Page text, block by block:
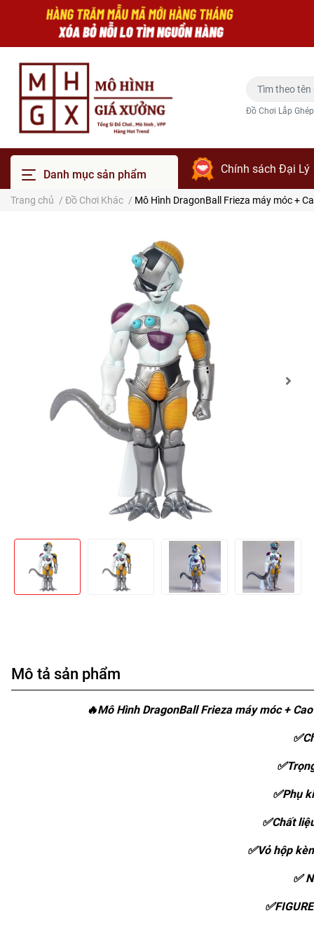
Đồ Chơi Lắp Ghép
Danh mục sản phẩm Chính sách Đại Lý
Trang chủ / Đồ Chơi Khác / Mô Hình DragonBall Frieza máy móc +
Mô tả sản phẩm
🔥Mô Hình DragonBall Frieza máy móc +
✅Phụ
✅Chất
✅Vỏ hộp
✅